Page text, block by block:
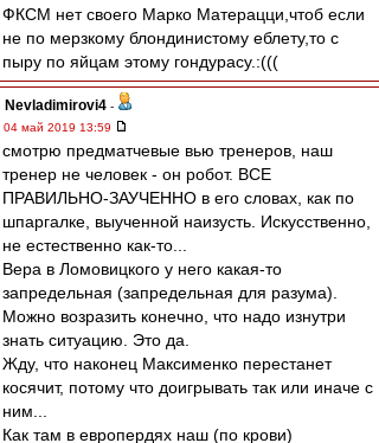
ФКСМ нет своего Марко Матерацци,чтоб если
не по мерзкому блондинистому еблету,то с
пыру по яйцам этому гондурасу.:(((
Nevladimirovi4 -
04 май 2019 13:59
смотрю предматчевые вью тренеров, наш
тренер не человек - он робот. ВСЕ
ПРАВИЛЬНО-ЗАУЧЕННО в его словах, как по
шпаргалке, выученной наизусть. Искусственно,
не естественно как-то...
Вера в Ломовицкого у него какая-то
запредельная (запредельная для разума).
Можно возразить конечно, что надо изнутри
знать ситуацию. Это да.
Жду, что наконец Максименко перестанет
косячит, потому что доигрывать так или иначе с
ним...
Как там в европердях наш (по крови)